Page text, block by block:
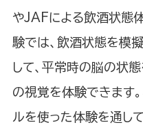
やJAFによる飲酒状態
験では、飲酒状態を模
して、平常時の脳の状
の視覚を体験できます
ルを使った体験を通し